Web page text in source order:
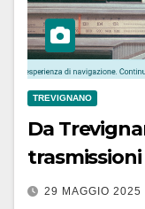
TREVIGNANO
Da
29 MAGGIO 2025